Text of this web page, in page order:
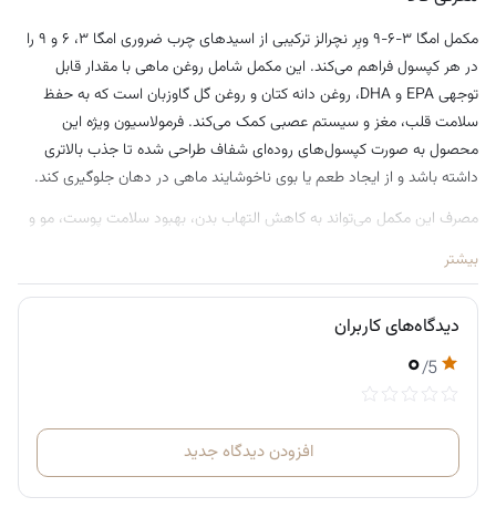
مکمل امگا ۳-۶-۹ وبِر نچرالز ترکیبی از اسیدهای چرب ضروری امگا ۳، ۶ و ۹ را
در هر کپسول فراهم می‌کند. این مکمل شامل روغن ماهی با مقدار قابل
توجهی EPA و DHA، روغن دانه کتان و روغن گل گاوزبان است که به حفظ
سلامت قلب، مغز و سیستم عصبی کمک می‌کند. فرمولاسیون ویژه این
محصول به صورت کپسول‌های روده‌ای شفاف طراحی شده تا جذب بالاتری
داشته باشد و از ایجاد طعم یا بوی ناخوشایند ماهی در دهان جلوگیری کند.
مصرف این مکمل می‌تواند به کاهش التهاب بدن، بهبود سلامت پوست، مو و
سلامت استخوان‌ها می‌شود.
نحوه مصرف پیشنهادی:
بزرگسالان:
بیشتر
دیدگاه‌های کاربران
۰/5
افزودن دیدگاه جدید